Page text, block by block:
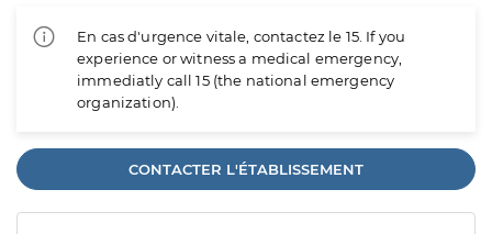
En cas d'urgence vitale, contactez le 15. If you
experience or witness a medical emergency,
immediatly call 15 (the national emergency
organization).
CONTACTER L'ÉTABLISSEMENT